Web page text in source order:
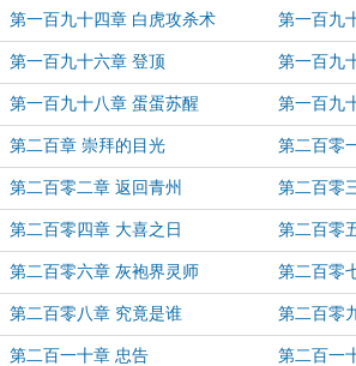
第一百九十四章 白虎攻杀术 第一百九
第一百九十六章 登顶 第一百九
第一百九十八章 蛋蛋苏醒 第一百九
第二百章 崇拜的目光 第二百零
第二百零二章 返回青州 第二百零
第二百零四章 大喜之日 第二百零
第二百零六章 灰袍界灵师 第二百零
第二百零八章 究竟是谁 第二百零
第二百一十章 忠告 第二百一